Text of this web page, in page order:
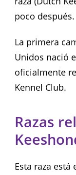
poco después.
La primera
Unidos nació
oficialmente
Kennel Club.
Razas
Esta raza